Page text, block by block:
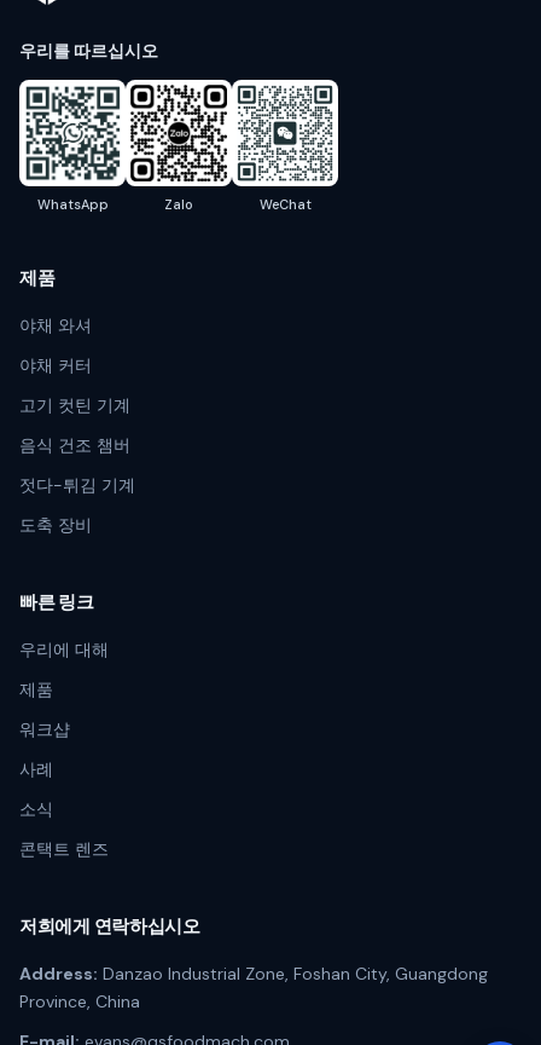
우리를 따르십시오
WhatsApp Zalo WeChat
제품
야채 와셔
야채 커터
고기 컷틴 기계
음식 건조 챔버
젓다-튀김 기계
도축 장비
빠른 링크
우리에 대해
제품
워크샵
사례
소식
콘택트 렌즈
저희에게 연락하십시오
Address: Danzao Industrial Zone, Foshan City, Guangdong
Province, China